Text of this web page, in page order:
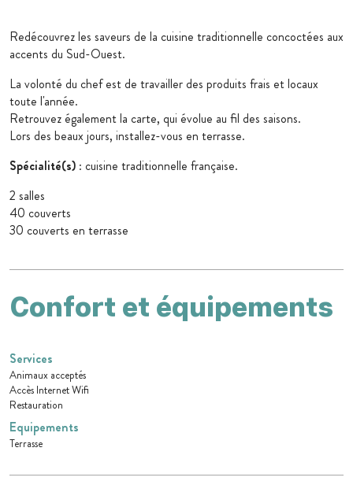
Redécouvrez les saveurs de la cuisine traditionnelle concoctées aux
accents du Sud-Ouest.
La volonté du chef est de travailler des produits frais et locaux
toute l'année.
Retrouvez également la carte, qui évolue au fil des saisons.
Lors des beaux jours, installez-vous en terrasse.
Spécialité(s) : cuisine traditionnelle française.
2 salles
40 couverts
30 couverts en terrasse
Confort et équipements
Services
Animaux acceptés
Accès Internet Wifi
Restauration
Equipements
Terrasse